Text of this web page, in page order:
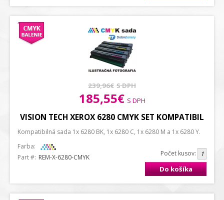
239,96€ S DPH
185,55€ S DPH
Počet kusov:
Do košíka
VISION TECH XEROX 6280 CMYK SET KOMPATIBIL
Kompatibilná sada 1x 6280 BK, 1x 6280 C, 1x 6280 M a 1x 6280 Y.
Farba:
Part #: REM-X-6280-CMYK